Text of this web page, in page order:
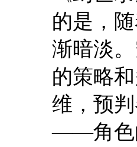
的是，
渐暗淡
的策略
维，预
——角色